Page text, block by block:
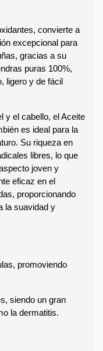
convierte a
excepcional para
gracias a su
puras 100%,
ligero y de fácil
y el cabello, el Aceite
es ideal para la
Su riqueza en
libres, lo que
joven y
eficaz en el
proporcionando
la suavidad y
promoviendo
siendo un gran
la dermatitis.